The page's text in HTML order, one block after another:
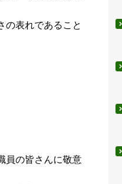
の表れであること
員の皆さんに敬意